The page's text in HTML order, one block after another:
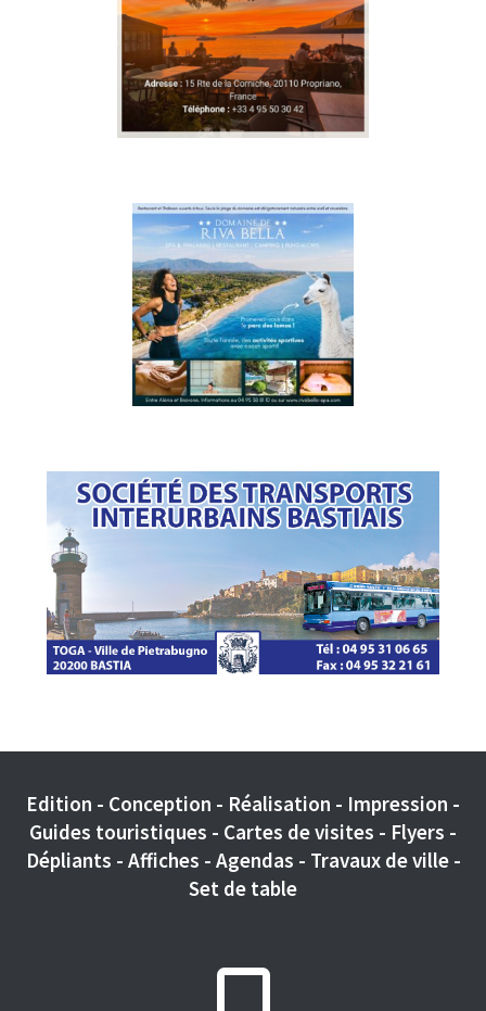
Edition - Conception - Réalisation - Impression -
Guides touristiques - Cartes de visites - Flyers -
Dépliants - Affiches - Agendas - Travaux de ville -
Set de table